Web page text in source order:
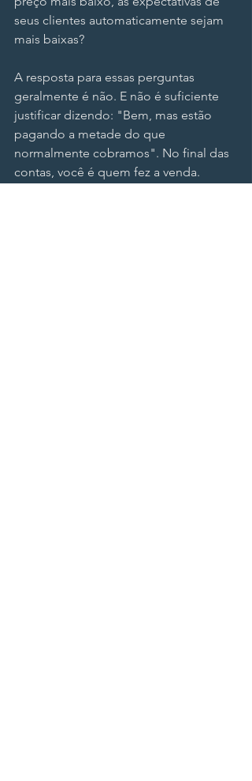
seus clientes automaticamente sejam
mais baixas?
A resposta para essas perguntas
geralmente é não. E não é suficiente
justificar dizendo: "Bem, mas estão
pagando a metade do que
normalmente cobramos". No final das
contas, você é quem fez a venda.